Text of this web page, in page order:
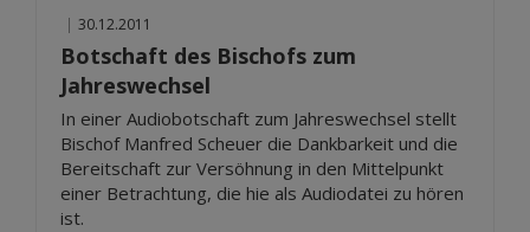
| 30.12.2011
Botschaft des Bischofs zum
Jahreswechsel
In einer Audiobotschaft zum Jahreswechsel stellt
Bischof Manfred Scheuer die Dankbarkeit und die
Bereitschaft zur Versöhnung in den Mittelpunkt
einer Betrachtung, die hie als Audiodatei zu hören
ist.